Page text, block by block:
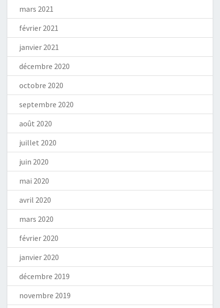
mars 2021
février 2021
janvier 2021
décembre 2020
octobre 2020
septembre 2020
août 2020
juillet 2020
juin 2020
mai 2020
avril 2020
mars 2020
février 2020
janvier 2020
décembre 2019
novembre 2019